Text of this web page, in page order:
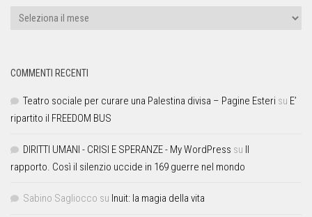
COMMENTI RECENTI
Teatro sociale per curare una Palestina divisa – Pagine Esteri su E’
ripartito il FREEDOM BUS
DIRITTI UMANI - CRISI E SPERANZE - My WordPress su Il
rapporto. Così il silenzio uccide in 169 guerre nel mondo
Sabino Sagliocco su Inuit: la magia della vita